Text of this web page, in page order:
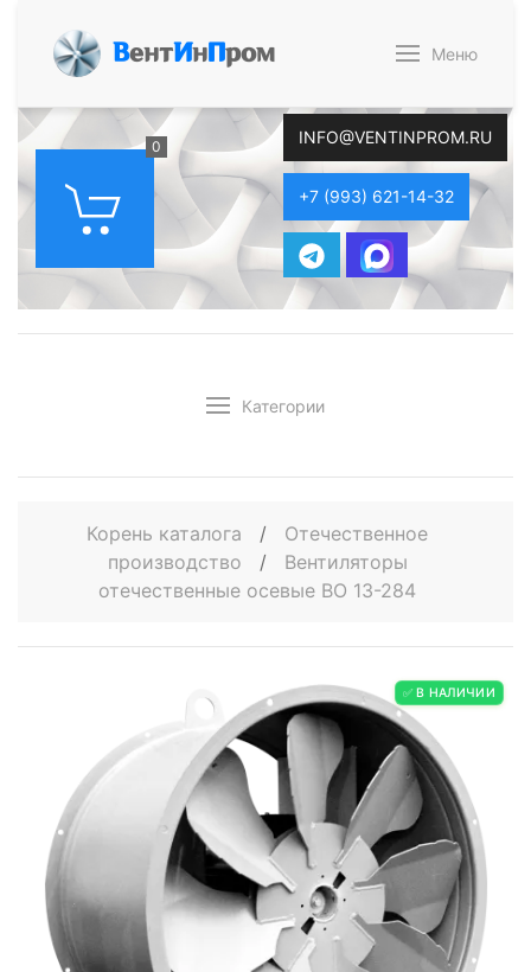
ВентИнПром Меню
0 INFO@VENTINPROM.RU
+7 (993) 621-14-32
Категории
Корень каталога /
Отечественное
производство
/
Вентиляторы
отечественные осевые ВО 13-284
✅ В НАЛИЧИИ